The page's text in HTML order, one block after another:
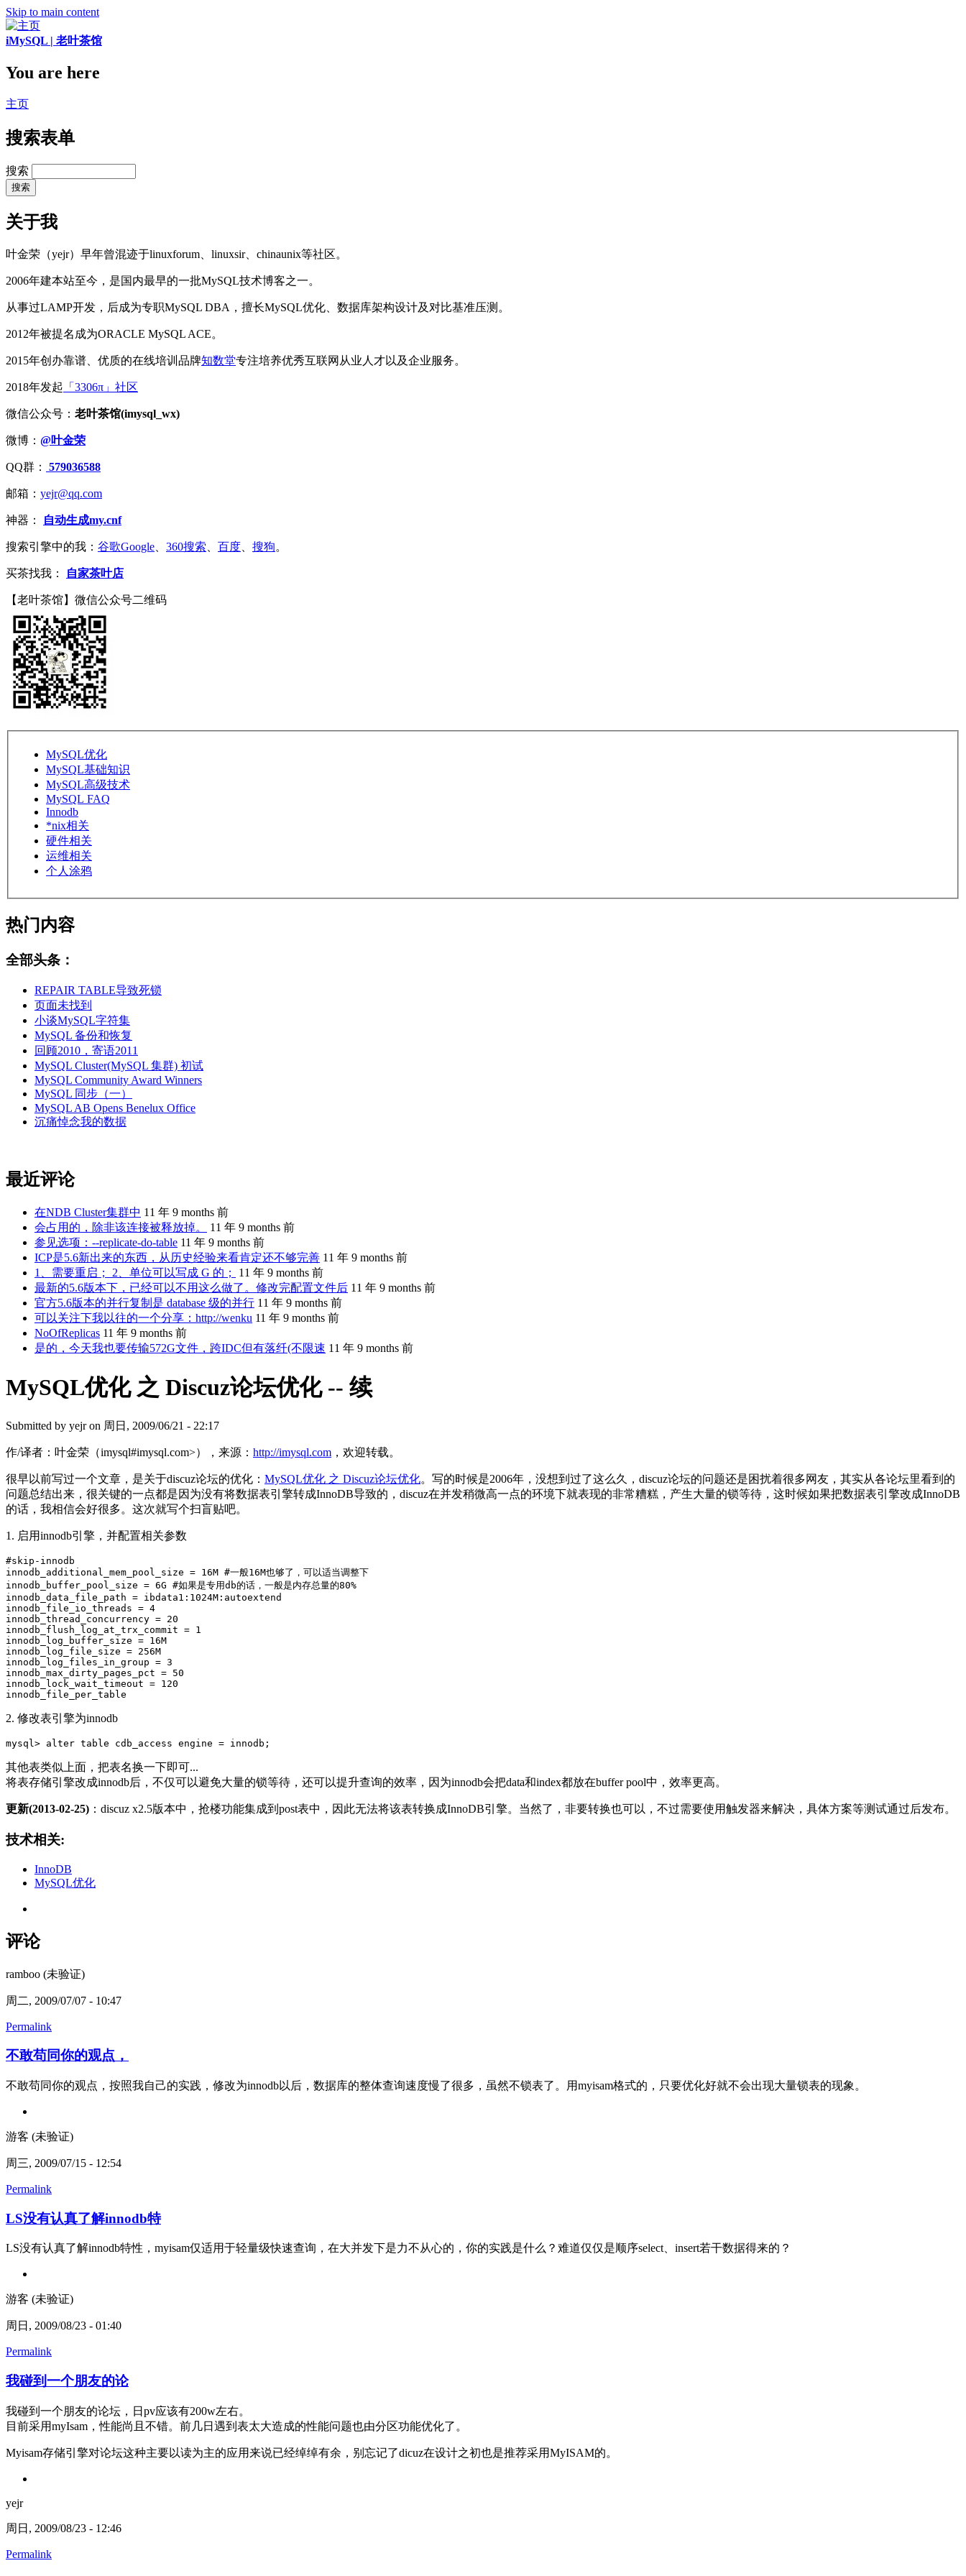
Skip to main content
iMySQL | 老叶茶馆
You are here
主页
搜索表单
搜索
关于我
叶金荣（yejr）早年曾混迹于linuxforum、linuxsir、chinaunix等社区。
2006年建本站至今，是国内最早的一批MySQL技术博客之一。
从事过LAMP开发，后成为专职MySQL DBA，擅长MySQL优化、数据库架构设计及对比基准压测。
2012年被提名成为ORACLE MySQL ACE。
2015年创办靠谱、优质的在线培训品牌知数堂专注培养优秀互联网从业人才以及企业服务。
2018年发起 「3306π」社区
微信公众号： 老叶茶馆(imysql_wx)
微博： @叶金荣
QQ群： 579036588
邮箱： yejr@qq.com
神器： 自动生成my.cnf
搜索引擎中的我： 谷歌Google、 360搜索、 百度、 搜狗。
买茶找我： 自家茶叶店
【老叶茶馆】微信公众号二维码
MySQL优化
MySQL基础知识
MySQL高级技术
MySQL FAQ
Innodb
*nix相关
硬件相关
运维相关
个人涂鸦
热门内容
全部头条：
REPAIR TABLE导致死锁
页面未找到
小谈MySQL字符集
MySQL 备份和恢复
回顾2010，寄语2011
MySQL Cluster(MySQL 集群) 初试
MySQL Community Award Winners
MySQL 同步（一）
MySQL AB Opens Benelux Office
沉痛悼念我的数据
最近评论
在NDB Cluster集群中 11 年 9 months 前
会占用的，除非该连接被释放掉。
11 年 9 months 前
参见选项：--replicate-do-table 11 年 9 months 前
ICP是5.6新出来的东西，从历史经验来看肯定还不够完善 11 年 9 months 前
1、需要重启； 2、单位可以写成 G 的；
11 年 9 months 前
最新的5.6版本下，已经可以不用这么做了。修改完配置文件后 11 年 9 months 前
官方5.6版本的并行复制是 database 级的并行 11 年 9 months 前
可以关注下我以往的一个分享：http://wenku 11 年 9 months 前
NoOfReplicas 11 年 9 months 前
是的，今天我也要传输572G文件，跨IDC但有落纤(不限速 11 年 9 months 前
MySQL优化 之 Discuz论坛优化 -- 续
Submitted by yejron 周日, 2009/06/21 - 22:17
作/译者：叶金荣（imysql#imysql.com>），来源： http://imysql.com ，欢迎转载。
很早以前写过一个文章，是关于discuz论坛的优化： MySQL优化 之 Discuz论坛优化。写的时候是2006年，没想到过了这么久，discuz论坛的问题还是困扰着很多网友，其实从各论坛里看到的
问题总结出来，很关键的一点都是因为没有将数据表引擎转成InnoDB导致的，discuz在并发稍微高一点的环境下就表现的非常糟糕，产生大量的锁等待，这时候如果把数据表引擎改成InnoDB
的话，我相信会好很多。这次就写个扫盲贴吧。
1. 启用innodb引擎，并配置相关参数
#skip-innodb
innodb_additional_mem_pool_size = 16M #一般16M也够了，可以适当调整下
innodb_buffer_pool_size = 6G #如果是专用db的话，一般是内存总量的80%
innodb_data_file_path = ibdata1:1024M:autoextend
innodb_file_io_threads = 4
innodb_thread_concurrency = 20
innodb_flush_log_at_trx_commit = 1
innodb_log_buffer_size = 16M
innodb_log_file_size = 256M
innodb_log_files_in_group = 3
innodb_max_dirty_pages_pct = 50
innodb_lock_wait_timeout = 120
2. 修改表引擎为innodb
其他表类似上面，把表名换一下即可...
将表存储引擎改成innodb后，不仅可以避免大量的锁等待，还可以提升查询的效率，因为innodb会把data和index都放在buffer pool中，效率更高。
更新(2013-02-25) ：discuz x2.5版本中，抢楼功能集成到post表中，因此无法将该表转换成InnoDB引擎。当然了，非要转换也可以，不过需要使用触发器来解决，具体方案等测试通过后发布。
技术相关:
InnoDB
MySQL优化
评论
ramboo (未验证)
周二, 2009/07/07 - 10:47
Permalink
不敢苟同你的观点，
不敢苟同你的观点，按照我自己的实践，修改为innodb以后，数据库的整体查询速度慢了很多，虽然不锁表了。用myisam格式的，只要优化好就不会出现大量锁表的现象。
游客 (未验证)
周三, 2009/07/15 - 12:54
Permalink
LS没有认真了解innodb特
LS没有认真了解innodb特性，myisam仅适用于轻量级快速查询，在大并发下是力不从心的，你的实践是什么？难道仅仅是顺序select、insert若干数据得来的？
游客 (未验证)
周日, 2009/08/23 - 01:40
Permalink
我碰到一个朋友的论
我碰到一个朋友的论坛，日pv应该有200w左右。
目前采用myIsam，性能尚且不错。前几日遇到表太大造成的性能问题也由分区功能优化了。
Myisam存储引擎对论坛这种主要以读为主的应用来说已经绰绰有余，别忘记了dicuz在设计之初也是推荐采用MyISAM的。
yejr
周日, 2009/08/23 - 12:46
Permalink